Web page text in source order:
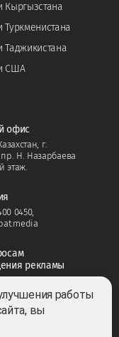
Кыргызстана
Туркменистана
Таджикистана
США
офис
г.
Н. Назарбаева
этаж.
0450,
рекламы
работы
вы